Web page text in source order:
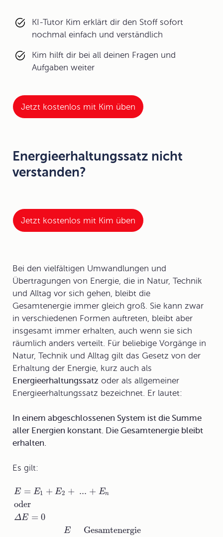
KI-Tutor Kim erklärt dir den Stoff sofort
nochmal einfach und verständlich
Kim hilft dir bei all deinen Fragen und
Aufgaben weiter
Jetzt kostenlos mit Kim üben
Energieerhaltungssatz nicht
verstanden?
Jetzt kostenlos mit Kim üben
Bei den vielfältigen Umwandlungen und
Übertragungen von Energie, die in Natur, Technik
und Alltag vor sich gehen, bleibt die
Gesamtenergie immer gleich groß. Sie kann zwar
in verschiedenen Formen auftreten, bleibt aber
insgesamt immer erhalten, auch wenn sie sich
räumlich anders verteilt. Für beliebige Vorgänge in
Natur, Technik und Alltag gilt das Gesetz von der
Erhaltung der Energie, kurz auch als
Energieerhaltungssatz oder als allgemeiner
Energieerhaltungssatz bezeichnet. Er lautet:
In einem abgeschlossenen System ist die Summe
aller Energien konstant. Die Gesamtenergie bleibt
erhalten.
Es gilt:
E = E1 + E2 + ... + En
oder
ΔE = 0
E Gesamtenergie